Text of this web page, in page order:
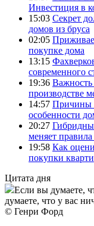
Инвестиция в
15:03 Секрет
домов из бруса
02:05
покупке дома
13:15
современного
19:36
производстве
14:57 Причины
особенности
20:27
меняет
19:58 Как
покупки
Цитата дня
Если вы думаете,
думаете, что у вас
© Генри Форд